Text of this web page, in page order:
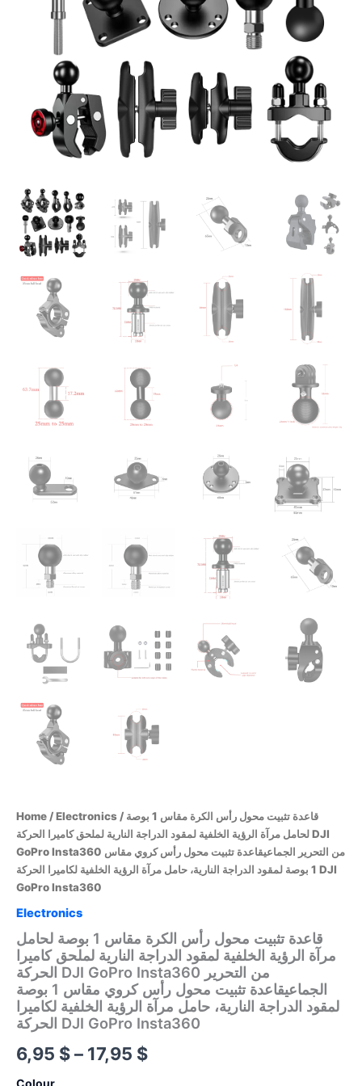
Home/Electronics/ قاعدة تثبيت محول رأس الكرة مقاس 1 بوصة
لحامل مرآة الرؤية الخلفية لمقود الدراجة النارية لملحق كاميرا الحركة DJI
GoPro Insta360 من التحرير الجماعيقاعدة تثبيت محول رأس كروي مقاس
1 بوصة لمقود الدراجة النارية، حامل مرآة الرؤية الخلفية لكاميرا الحركة DJI
GoPro Insta360
Electronics
قاعدة تثبيت محول رأس الكرة مقاس 1 بوصة لحامل
مرآة الرؤية الخلفية لمقود الدراجة النارية لملحق كاميرا
الحركة DJI GoPro Insta360 من التحرير
الجماعيقاعدة تثبيت محول رأس كروي مقاس 1 بوصة
لمقود الدراجة النارية، حامل مرآة الرؤية الخلفية لكاميرا
الحركة DJI GoPro Insta360
6,95 $– 17,95 $Price
Colour